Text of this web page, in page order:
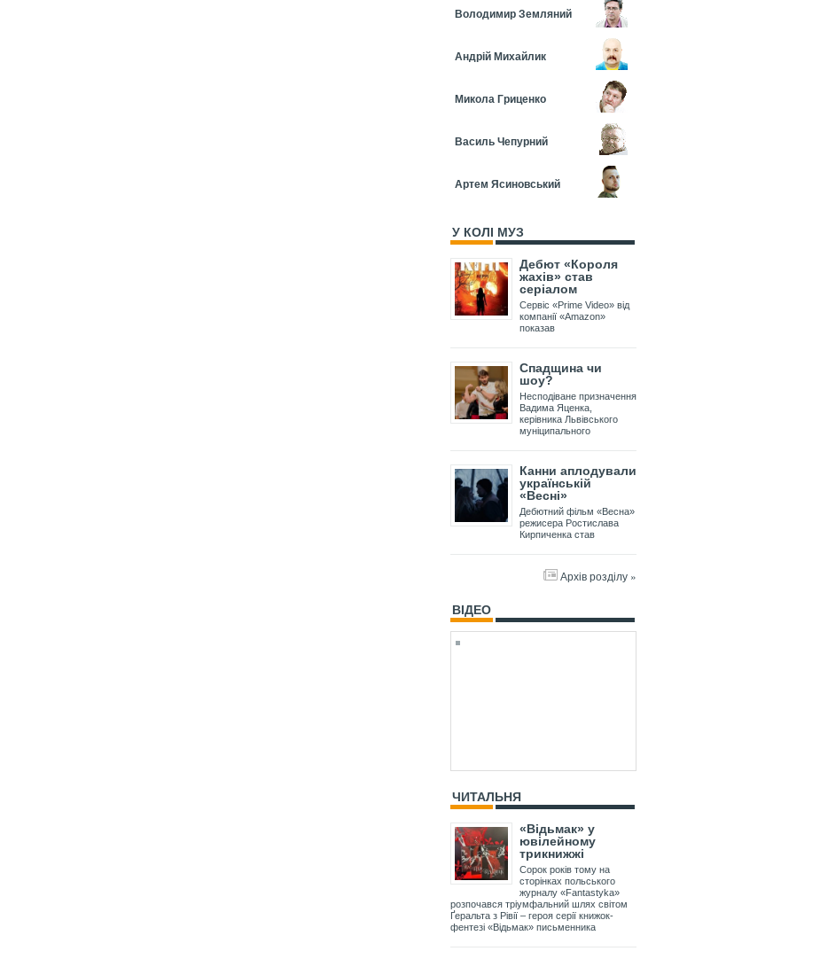
Володимир Земляний
Андрій Михайлик
Микола Гриценко
Василь Чепурний
Артем Ясиновський
У КОЛІ МУЗ
Дебют «Короля
жахів» став
серіалом
Сервіс «Prime Video» від
компанії «Amazon»
показав
Спадщина чи
шоу?
Несподіване призначення
Вадима Яценка,
керівника Львівського
муніципального
Канни аплодували
українській
«Весні»
Дебютний фільм «Весна»
режисера Ростислава
Кирпиченка став
Архів розділу »
ВІДЕО
ЧИТАЛЬНЯ
«Відьмак» у
ювілейному
трикнижжі
Сорок років тому на
сторінках польського
журналу «Fantastyka»
розпочався тріумфальний шлях світом
Ґеральта з Рівії – героя серії книжок-
фентезі «Відьмак» письменника